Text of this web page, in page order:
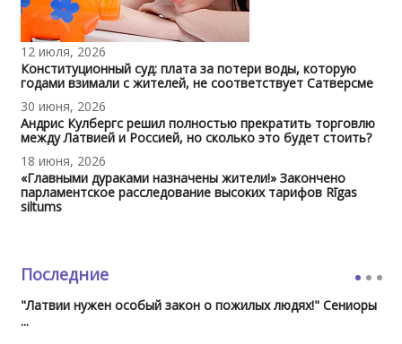
12 июля, 2026
Конституционный суд: плата за потери воды, которую
годами взимали с жителей, не соответствует Сатверсме
30 июня, 2026
Андрис Кулбергс решил полностью прекратить торговлю
между Латвией и Россией, но сколько это будет стоить?
18 июня, 2026
«Главными дураками назначены жители!» Закончено
парламентское расследование высоких тарифов Rīgas
siltums
Последние
"Латвии нужен особый закон о пожилых людях!" Сениоры
...